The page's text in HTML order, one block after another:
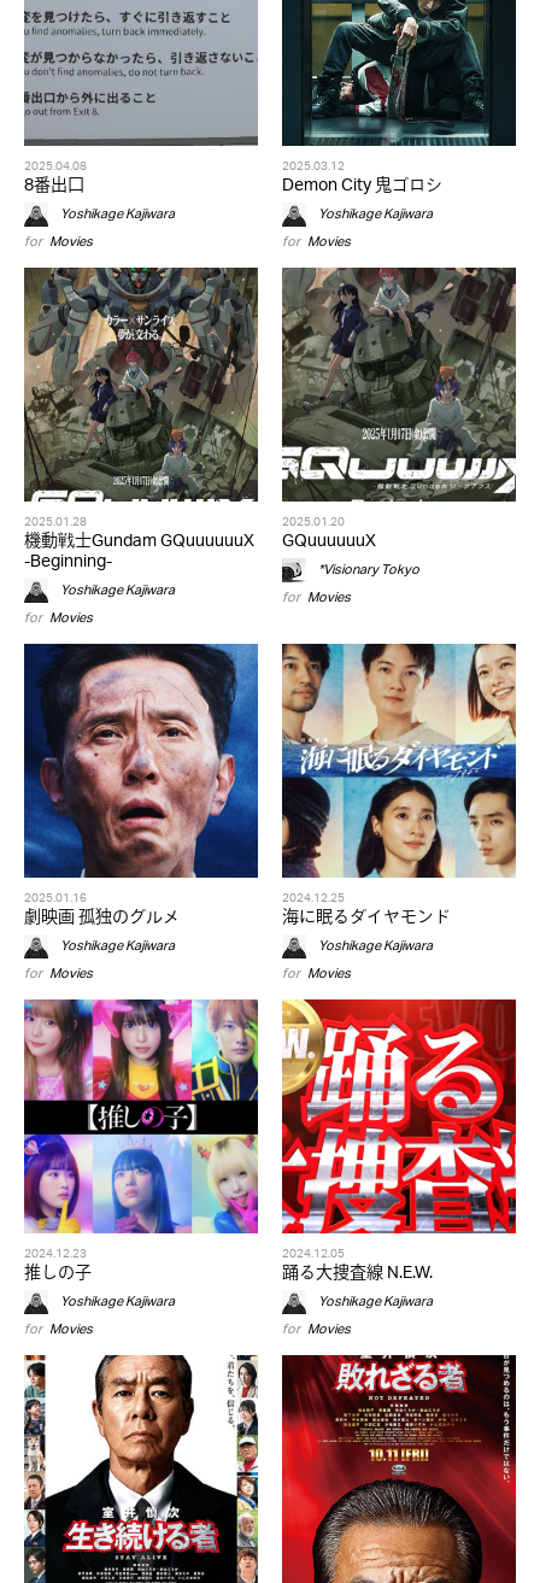
2025.04.08
8番出口
Yoshikage Kajiwara
for Movies
2025.03.12
Demon City 鬼ゴロシ
Yoshikage Kajiwara
for Movies
2025.01.28
機動戦士Gundam GQuuuuuuX
-Beginning-
Yoshikage Kajiwara
for Movies
2025.01.20
GQuuuuuuX
*Visionary Tokyo
for Movies
2025.01.16
劇映画 孤独のグルメ
Yoshikage Kajiwara
for Movies
2024.12.25
海に眠るダイヤモンド
Yoshikage Kajiwara
for Movies
2024.12.23
推しの子
Yoshikage Kajiwara
for Movies
2024.12.05
踊る大捜査線 N.E.W.
Yoshikage Kajiwara
for Movies